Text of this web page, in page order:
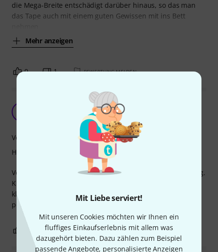
Mit Liebe serviert!
Mit unseren Cookies möchten wir Ihnen ein
fluffiges Einkaufserlebnis mit allem was
dazugehört bieten. Dazu zählen zum Beispiel
passende Angebote, personalisierte Anzeigen
die Mega-Breite entschädigt darüber hinaus, so das man
das Tape auch mit einem guten Gewissen mit ins Bett
Mehr anzeigen
0 1 BEWERTUNG MELDEN
freakywilli3 25.05.2021
Verwendes es um Kabel am Boden zu befestigen kurzfristig.
Klebt supper und es bleibt nichts am Boden oder Kabel
kleben also rückstandslos entfernbahr. Mit der Breite auch
perfekt.
Verarbeitung
Handling
0 BEWERTUNG MELDEN